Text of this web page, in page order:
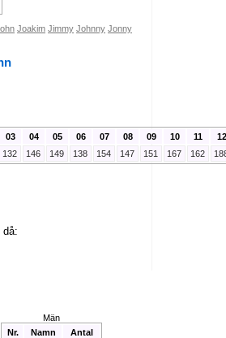
Joakim Jimmy Johnny Jonny
03 04 05 06 07 08 09 10 11
12
132 146 149 138 154 147 151 167 162
då:
Män
Nr.
Namn
Antal